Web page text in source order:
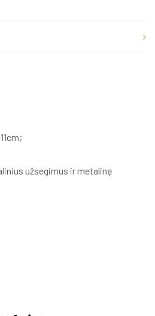
užsegimus ir metalinę